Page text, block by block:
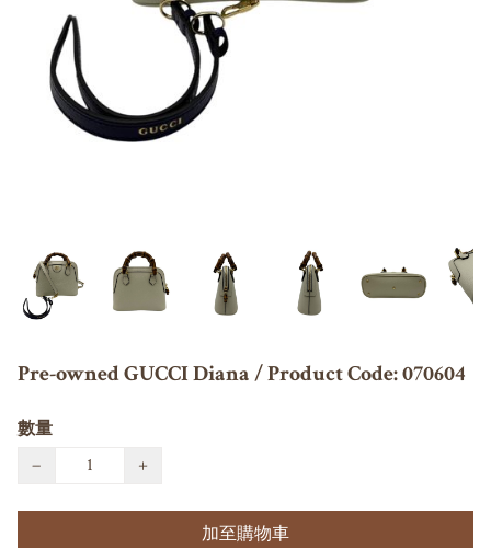
Pre-owned GUCCI Diana / Product Code: 070604
數量
−
+
加至購物車